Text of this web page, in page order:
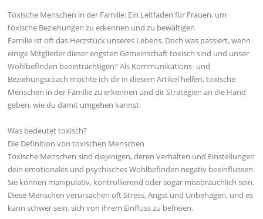
Toxische Menschen in der Familie: Ein Leitfaden für Frauen, um
toxische Beziehungen zu erkennen und zu bewältigen
Familie ist oft das Herzstück unseres Lebens. Doch was passiert, wenn
einige Mitglieder dieser engsten Gemeinschaft toxisch sind und unser
Wohlbefinden beeinträchtigen? Als Kommunikations- und
Beziehungscoach möchte ich dir in diesem Artikel helfen, toxische
Menschen in der Familie zu erkennen und dir Strategien an die Hand
geben, wie du damit umgehen kannst.
Was bedeutet toxisch?
Die Definition von toxischen Menschen
Toxische Menschen sind diejenigen, deren Verhalten und Einstellungen
dein emotionales und psychisches Wohlbefinden negativ beeinflussen.
Sie können manipulativ, kontrollierend oder sogar missbräuchlich sein.
Diese Menschen verursachen oft Stress, Angst und Unbehagen, und es
kann schwer sein, sich von ihrem Einfluss zu befreien.